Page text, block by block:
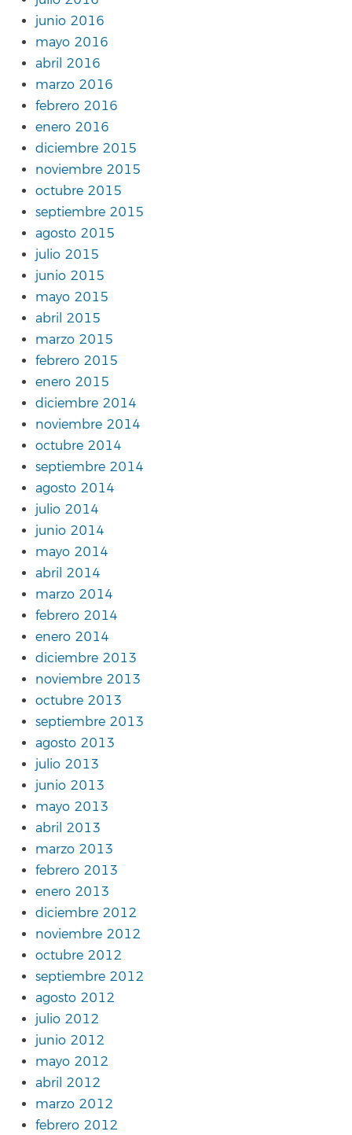
junio 2016
mayo 2016
abril 2016
marzo 2016
febrero 2016
enero 2016
diciembre 2015
noviembre 2015
octubre 2015
septiembre 2015
agosto 2015
julio 2015
junio 2015
mayo 2015
abril 2015
marzo 2015
febrero 2015
enero 2015
diciembre 2014
noviembre 2014
octubre 2014
septiembre 2014
agosto 2014
julio 2014
junio 2014
mayo 2014
abril 2014
marzo 2014
febrero 2014
enero 2014
diciembre 2013
noviembre 2013
octubre 2013
septiembre 2013
agosto 2013
julio 2013
junio 2013
mayo 2013
abril 2013
marzo 2013
febrero 2013
enero 2013
diciembre 2012
noviembre 2012
octubre 2012
septiembre 2012
agosto 2012
julio 2012
junio 2012
mayo 2012
abril 2012
marzo 2012
febrero 2012